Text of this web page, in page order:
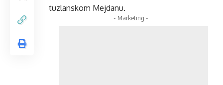
tuzlanskom Mejdanu.
- Marketing -